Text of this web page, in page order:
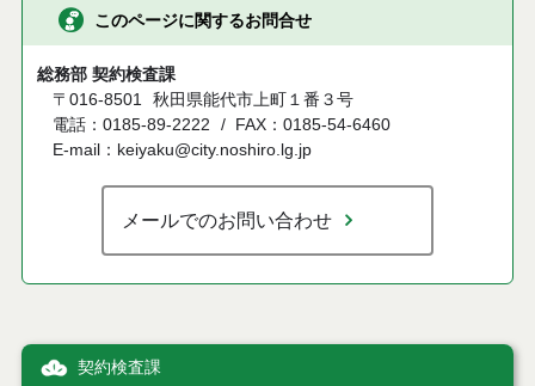
このページに関するお問合せ
総務部 契約検査課
〒016-8501 秋田県能代市上町１番３号
電話：0185-89-2222
FAX：0185-54-6460
E-mail：keiyaku@city.noshiro.lg.jp
メールでのお問い合わせ
契約検査課